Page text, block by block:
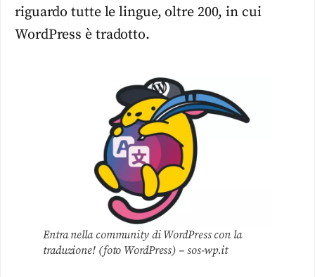
riguardo tutte le lingue, oltre 200, in cui
WordPress è tradotto.
Entra nella community di WordPress con la
traduzione! (foto WordPress) – sos-wp.it